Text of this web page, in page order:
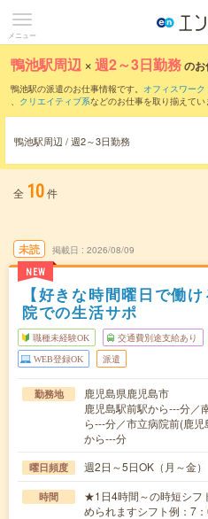
メニュー
鴨池駅周辺 ×週2～3日勤務の
鴨池駅の派遣のお仕事情報です。 オフィスワー
、 クリエイティブ系などのお仕事を取り揃えて
鴨池駅周辺 / 週2～3日勤務
全 10件
未読
NEW
掲載日 2026/08/09
【好きな時間曜日で働
院での生活サポ
職種未経験OK 交通費別途支給あり
WEB登録OK 派遣
勤務地
鹿児島県鹿児島市
鹿児島駅前駅から---分／
ら---分／市立病院前(鹿
から---分
曜日頻度 週2日～5日OK（月～金
時間
★1日4時間～の時短シフ
められますシフト例：7